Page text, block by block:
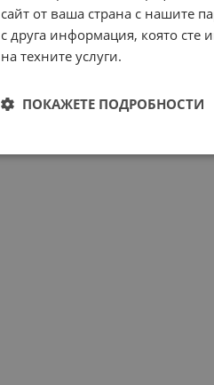
сайт от ваша страна с нашите
с друга информация, която сте
на техните услуги.
ПОКАЖЕТЕ ПОДРОБНОСТИ